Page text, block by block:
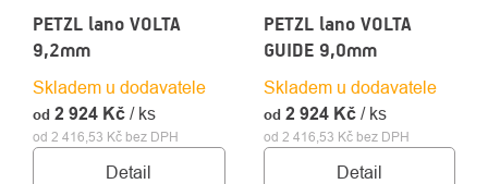
PETZL lano VOLTA
9,2mm
Skladem u dodavatele
od 2 416,53 Kč bez DPH
od 2 924 Kč / ks
Detail
PETZL lano VOLTA
GUIDE 9,0mm
Skladem u dodavatele
od 2 416,53 Kč bez DPH
od 2 924 Kč / ks
Detail